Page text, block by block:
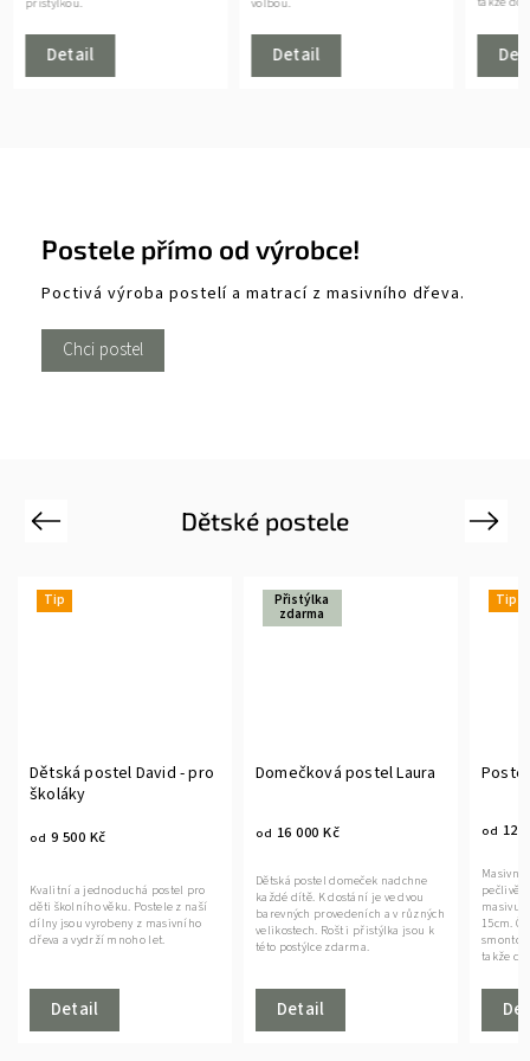
Detail Detail
Postele přímo od výrobce!
Poctivá výroba postelí a matrací z masivního dřeva.
Chci postel
Dětské postele
Previous
Přistýlka
zdarma
Domečková postel Laura
od 16 000 Kč
Detail
Dětská postel domeček nadchne
každé dítě. K dostání je ve dvou
barevných provedeních a v různých
velikostech. Rošt i přistýlka jsou k
této postýlce zdarma.
Tip
Postel Stella
od 12 000 Kč
Detail
Masivní dětská postel je vyrobena z
pečlivě vybraného dřeva o šíři
masivu 5,5cm x 10cm a 5,5cm x
15cm. Čela postýlky jsou již
smontovaná (podrobný popis níže),
takže doma stačí...
od 15
Tradiční
vašim
sladké
svého
Next